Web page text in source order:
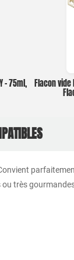
– 75ml, Flacon vide
ou très